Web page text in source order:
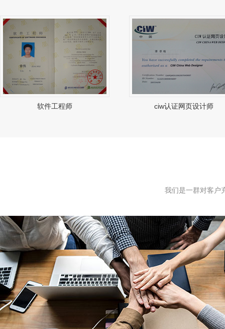
软件工程师 ciw认证网页设计师
我们是一群对客户